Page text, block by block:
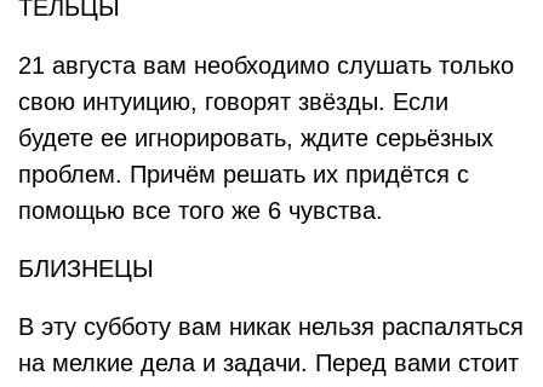
ТЕЛЬЦЫ
21 августа вам необходимо слушать только
свою интуицию, говорят звёзды. Если
будете ее игнорировать, ждите серьёзных
проблем. Причём решать их придётся с
помощью все того же 6 чувства.
БЛИЗНЕЦЫ
В эту субботу вам никак нельзя распаляться
на мелкие дела и задачи. Перед вами стоит